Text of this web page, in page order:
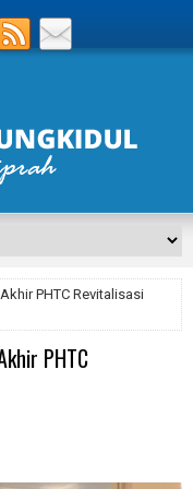
PHTC Revitalisasi
PHTC